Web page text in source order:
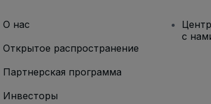
О нас
Открытое распространение
Партнерская программа
Инвесторы
с